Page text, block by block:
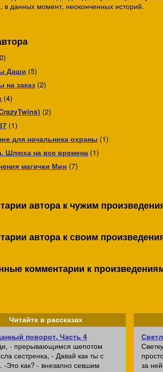
в данных момент, неоконченных историй.
Даши (5)
на заказ (2)
(4)
(2)
(1)
для начальника охраны (1)
Шлюха на все времена (1)
магички Мии (7)
автора к чужим
автора к своим
комментарии к
Читайте в рассказах
поворот. Часть 4
- прерывающимся шепотом
сестренка, - Давай как ты с
-Это как? - внезапно севшим
за